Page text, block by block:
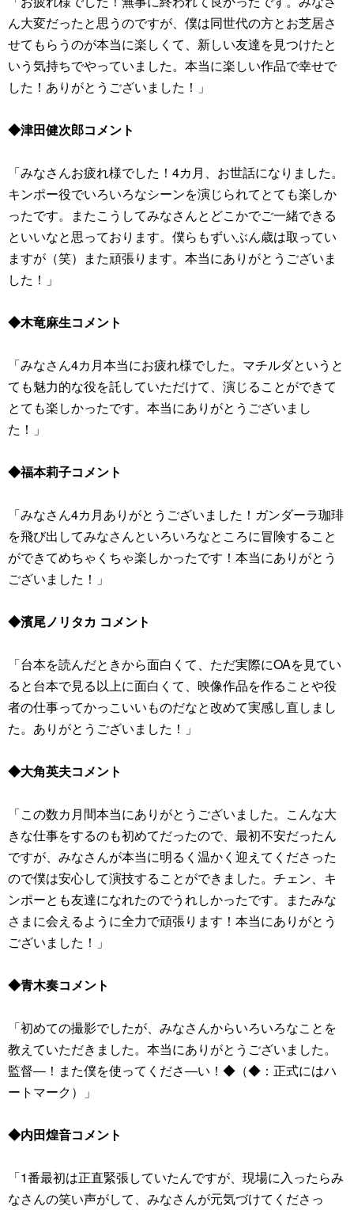
ん大変だったと思うのですが、僕は同世代の方とお芝居さ
せてもらうのが本当に楽しくて、新しい友達を見つけたと
いう気持ちでやっていました。本当に楽しい作品で幸せで
した！ありがとうございました！」
◆津田健次郎コメント
「みなさんお疲れ様でした！4カ月、お世話になりました。
キンポー役でいろいろなシーンを演じられてとても楽しか
ったです。またこうしてみなさんとどこかでご一緒できる
といいなと思っております。僕らもずいぶん歳は取ってい
ますが（笑）また頑張ります。本当にありがとうございま
した！」
◆木竜麻生コメント
「みなさん4カ月本当にお疲れ様でした。マチルダというと
ても魅力的な役を託していただけて、演じることができて
とても楽しかったです。本当にありがとうございまし
た！」
◆福本莉子コメント
「みなさん4カ月ありがとうございました！ガンダーラ珈琲
を飛び出してみなさんといろいろなところに冒険すること
ができてめちゃくちゃ楽しかったです！本当にありがとう
ございました！」
◆濱尾ノリタカ コメント
「台本を読んだときから面白くて、ただ実際にOAを見てい
ると台本で見る以上に面白くて、映像作品を作ることや役
者の仕事ってかっこいいものだなと改めて実感し直しまし
た。ありがとうございました！」
◆大角英夫コメント
「この数カ月間本当にありがとうございました。こんな大
きな仕事をするのも初めてだったので、最初不安だったん
ですが、みなさんが本当に明るく温かく迎えてくださった
ので僕は安心して演技することができました。チェン、キ
ンポーとも友達になれたのでうれしかったです。またみな
さまに会えるように全力で頑張ります！本当にありがとう
ございました！」
◆青木奏コメント
「初めての撮影でしたが、みなさんからいろいろなことを
教えていただきました。本当にありがとうございました。
監督―！また僕を使ってくださ―い！◆（◆：正式にはハ
ートマーク）」
◆内田煌音コメント
「1番最初は正直緊張していたんですが、現場に入ったらみ
なさんの笑い声がして、みなさんが元気づけてくださっ